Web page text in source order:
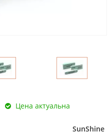
Цена актуальна
SunShine